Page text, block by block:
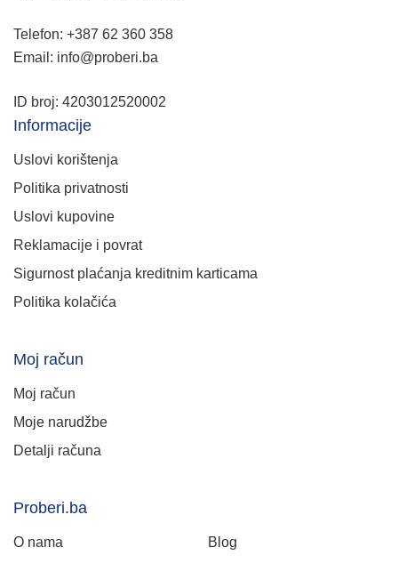
Telefon: +387 62 360 358
Email: info@proberi.ba
ID broj: 4203012520002
Informacije
Uslovi korištenja
Politika privatnosti
Uslovi kupovine
Reklamacije i povrat
Sigurnost plaćanja kreditnim karticama
Politika kolačića
Moj račun
Moj račun
Moje narudžbe
Detalji računa
Proberi.ba
O nama Blog